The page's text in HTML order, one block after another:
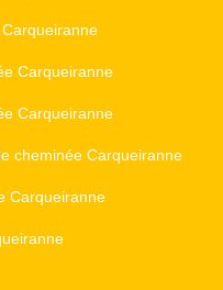
Carqueiranne
Carqueiranne
cheminée Carqueiranne
Carqueiranne